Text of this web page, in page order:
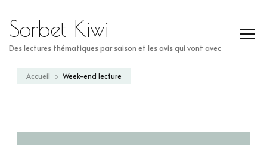
Sorbet Kiwi
Des lectures thématiques par saison et les avis qui vont avec
Accueil Week-end lecture